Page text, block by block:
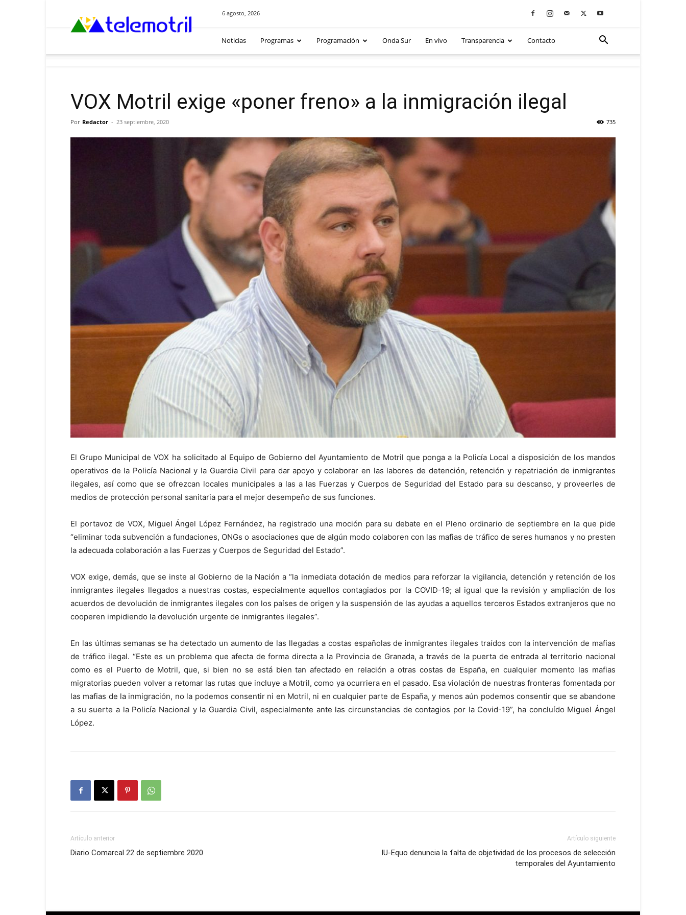
6 agosto, 2026
Noticias Programas Programación Onda Sur En vivo Transparencia Contacto
VOX Motril exige «poner freno» a la inmigración ilegal
Por Redactor - 23 septiembre, 2020 735
El Grupo Municipal de VOX ha solicitado al Equipo de Gobierno del Ayuntamiento de Motril que ponga a la Policía Local a disposición de los mandos
operativos de la Policía Nacional y la Guardia Civil para dar apoyo y colaborar en las labores de detención, retención y repatriación de inmigrantes
ilegales, así como que se ofrezcan locales municipales a las a las Fuerzas y Cuerpos de Seguridad del Estado para su descanso, y proveerles de
medios de protección personal sanitaria para el mejor desempeño de sus funciones.
El portavoz de VOX, Miguel Ángel López Fernández, ha registrado una moción para su debate en el Pleno ordinario de septiembre en la que pide
“eliminar toda subvención a fundaciones, ONGs o asociaciones que de algún modo colaboren con las mafias de tráfico de seres humanos y no presten
la adecuada colaboración a las Fuerzas y Cuerpos de Seguridad del Estado”.
VOX exige, demás, que se inste al Gobierno de la Nación a “la inmediata dotación de medios para reforzar la vigilancia, detención y retención de los
inmigrantes ilegales llegados a nuestras costas, especialmente aquellos contagiados por la COVID-19; al igual que la revisión y ampliación de los
acuerdos de devolución de inmigrantes ilegales con los países de origen y la suspensión de las ayudas a aquellos terceros Estados extranjeros que no
cooperen impidiendo la devolución urgente de inmigrantes ilegales”.
En las últimas semanas se ha detectado un aumento de las llegadas a costas españolas de inmigrantes ilegales traídos con la intervención de mafias
de tráfico ilegal. “Este es un problema que afecta de forma directa a la Provincia de Granada, a través de la puerta de entrada al territorio nacional
como es el Puerto de Motril, que, si bien no se está bien tan afectado en relación a otras costas de España, en cualquier momento las mafias
migratorias pueden volver a retomar las rutas que incluye a Motril, como ya ocurriera en el pasado. Esa violación de nuestras fronteras fomentada por
las mafias de la inmigración, no la podemos consentir ni en Motril, ni en cualquier parte de España, y menos aún podemos consentir que se abandone
a su suerte a la Policía Nacional y la Guardia Civil, especialmente ante las circunstancias de contagios por la Covid-19”, ha concluído Miguel Ángel
López.
Artículo anterior
Diario Comarcal 22 de septiembre 2020
Artículo siguiente
IU-Equo denuncia la falta de objetividad de los procesos de selección
temporales del Ayuntamiento